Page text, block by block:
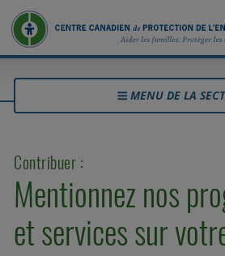
MENU DE LA
Contribuer :
Mentionnez nos
et services sur